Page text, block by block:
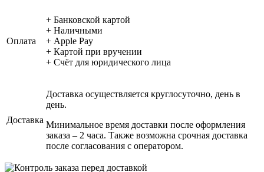
Оплата
+ Банковской картой
+ Наличными
+ Apple Pay
+ Картой при вручении
+ Счёт для юридического лица
Доставка
Доставка осуществляется круглосуточно, день в
день.
Минимальное время доставки после оформления
заказа – 2 часа. Также возможна срочная доставка
после согласования с оператором.